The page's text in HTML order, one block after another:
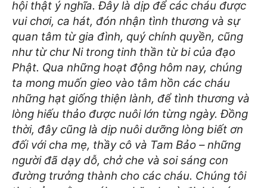
hội thật ý nghĩa. Đây là dịp để các cháu được
vui chơi, ca hát, đón nhận tình thương và sự
quan tâm từ gia đình, quý chính quyền, cũng
như từ chư Ni trong tinh thần từ bi của đạo
Phật. Qua những hoạt động hôm nay, chúng
ta mong muốn gieo vào tâm hồn các cháu
những hạt giống thiện lành, để tình thương và
lòng hiếu thảo được nuôi lớn từng ngày. Đồng
thời, đây cũng là dịp nuôi dưỡng lòng biết ơn
đối với cha mẹ, thầy cô và Tam Bảo – những
người đã dạy dỗ, chở che và soi sáng con
đường trưởng thành cho các cháu. Chúng tôi